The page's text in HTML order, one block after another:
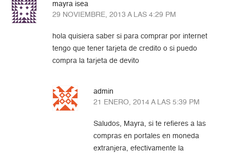
mayra isea
29 NOVIEMBRE, 2013 A LAS 4:29 PM
hola quisiera saber si para comprar por internet
tengo que tener tarjeta de credito o si puedo
compra la tarjeta de devito
admin
21 ENERO, 2014 A LAS 5:39 PM
Saludos, Mayra, si te refieres a las
compras en portales en moneda
extranjera, efectivamente la